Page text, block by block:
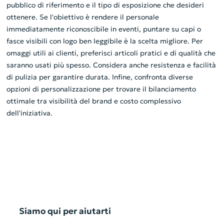
pubblico di riferimento e il tipo di esposizione che desideri
ottenere. Se l'obiettivo è rendere il personale
immediatamente riconoscibile in eventi, puntare su capi o
fasce visibili con logo ben leggibile è la scelta migliore. Per
omaggi utili ai clienti, preferisci articoli pratici e di qualità che
saranno usati più spesso. Considera anche resistenza e facilità
di pulizia per garantire durata. Infine, confronta diverse
opzioni di personalizzazione per trovare il bilanciamento
ottimale tra visibilità del brand e costo complessivo
dell'iniziativa.
Siamo qui per aiutarti